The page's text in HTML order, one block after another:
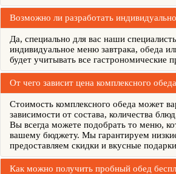
Возможно ли разработать
Да, специально для вас наши
индивидуальное меню завтрака, обеда
будет учитывать все гастрономические
От чего зависит цена комплексного
Стоимость комплексного обеда может
зависимости от состава, количества
Вы всегда можете подобрать то меню,
вашему бюджету. Мы гарантируем
предоставляем скидки и вкусные
Как можно получить пробный обед